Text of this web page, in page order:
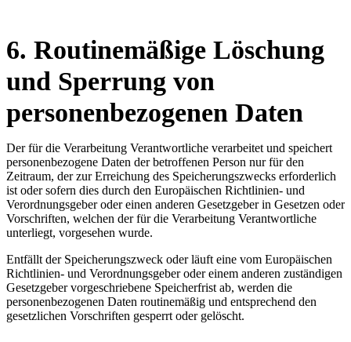
6. Routinemäßige Löschung
und Sperrung von
personenbezogenen Daten
Der für die Verarbeitung Verantwortliche verarbeitet und speichert
personenbezogene Daten der betroffenen Person nur für den
Zeitraum, der zur Erreichung des Speicherungszwecks erforderlich
ist oder sofern dies durch den Europäischen Richtlinien- und
Verordnungsgeber oder einen anderen Gesetzgeber in Gesetzen oder
Vorschriften, welchen der für die Verarbeitung Verantwortliche
unterliegt, vorgesehen wurde.
Entfällt der Speicherungszweck oder läuft eine vom Europäischen
Richtlinien- und Verordnungsgeber oder einem anderen zuständigen
Gesetzgeber vorgeschriebene Speicherfrist ab, werden die
personenbezogenen Daten routinemäßig und entsprechend den
gesetzlichen Vorschriften gesperrt oder gelöscht.